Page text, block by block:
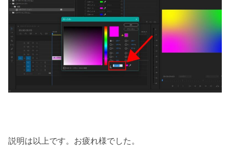
説明は以上です。お疲れ様でした。